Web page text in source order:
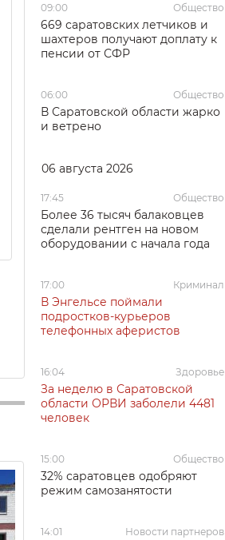
09:00 Общество
669 саратовских летчиков и
шахтеров получают доплату к
пенсии от СФР
06:00 Общество
В Саратовской области жарко
и ветрено
06 августа 2026
17:45 Общество
Более 36 тысяч балаковцев
сделали рентген на новом
оборудовании с начала года
17:00 Криминал
В Энгельсе поймали
подростков-курьеров
телефонных аферистов
16:04 Здоровье
За неделю в Саратовской
области ОРВИ заболели 4481
человек
15:00 Общество
32% саратовцев одобряют
режим самозанятости
14:01 Новости партнеров